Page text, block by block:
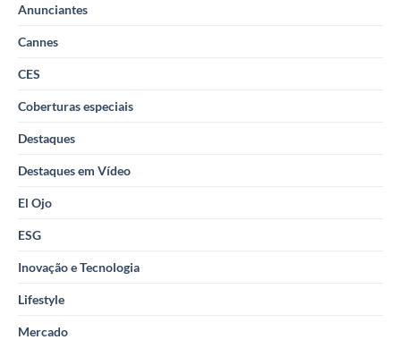
Anunciantes
Cannes
CES
Coberturas especiais
Destaques
Destaques em Vídeo
El Ojo
ESG
Inovação e Tecnologia
Lifestyle
Mercado